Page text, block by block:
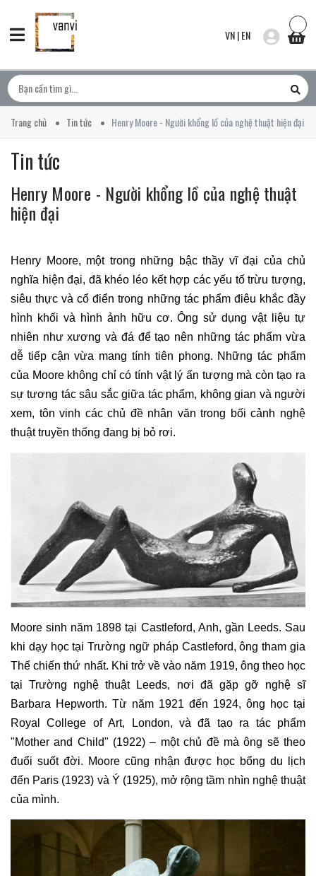
VN|EN
Trang chủ Tin tức Henry Moore - Người khổng lồ của nghệ thuật hiện đại
Tin tức
Henry Moore - Người khổng lồ của nghệ thuật
hiện đại
Henry Moore, một trong những
bậc thầy vĩ đại của chủ
nghĩa hiện đại, đã khéo léo kết hợp các yếu tố trừu tượng,
siêu thực và cổ điển trong những tác phẩm điêu khắc đầy
hình khối và hình ảnh hữu cơ. Ông sử dụng vật liệu tự
nhiên như xương và đá để tạo nên những tác phẩm vừa
dễ tiếp cận vừa mang tính tiên phong. Những tác phẩm
của Moore không chỉ có tính vật lý ấn tượng mà còn tạo ra
sự tương tác sâu sắc giữa tác phẩm, không gian và người
xem, tôn vinh các chủ đề nhân văn trong bối cảnh nghệ
thuật truyền thống đang bị bỏ rơi.
Moore sinh năm 1898 tại Castleford, Anh, gần Leeds. Sau
khi dạy học tại Trường ngữ pháp Castleford, ông tham gia
Thế chiến thứ nhất. Khi trở về vào năm 1919, ông theo học
tại Trường nghệ thuật Leeds, nơi đã gặp gỡ nghệ sĩ
Barbara Hepworth. Từ năm 1921 đến 1924, ông học tại
Royal College of Art, London, và đã tạo ra tác phẩm
"Mother and Child" (1922) – một chủ đề mà ông sẽ theo
đuổi suốt đời. Moore cũng nhận được học bổng du lịch
đến Paris (1923) và Ý (1925), mở rộng tầm nhìn nghệ thuật
của mình.